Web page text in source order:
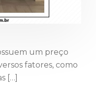
um preço
fatores, como
[…]